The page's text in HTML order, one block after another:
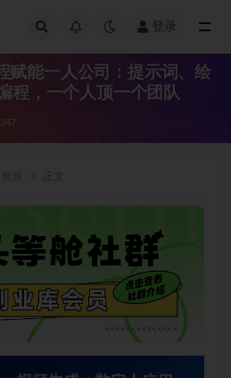
登录
赋能一人公司：提示词、绘
程，一个人顶一个团队
347